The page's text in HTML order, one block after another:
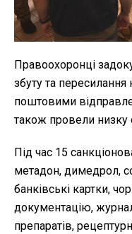
Правоохоронці
збуту та
поштовими
також провели низку
Під час 15
метадон, димедрол,
банківські картки,
документацію,
препаратів,